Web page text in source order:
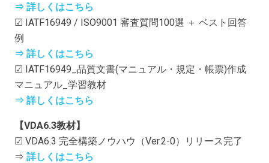
⇒ 詳しくはこちら
☑ IATF16949 / ISO9001 審査質問100選 ＋ ベスト回答
例
⇒ 詳しくはこちら
☑ IATF16949_品質文書(マニュアル・規定・帳票)作成
マニュアル_学習教材
⇒ 詳しくはこちら
【VDA6.3教材】
☑ VDA6.3 完全構築ノウハウ（Ver.2-0）リリース完了
⇒ 詳しくはこちら